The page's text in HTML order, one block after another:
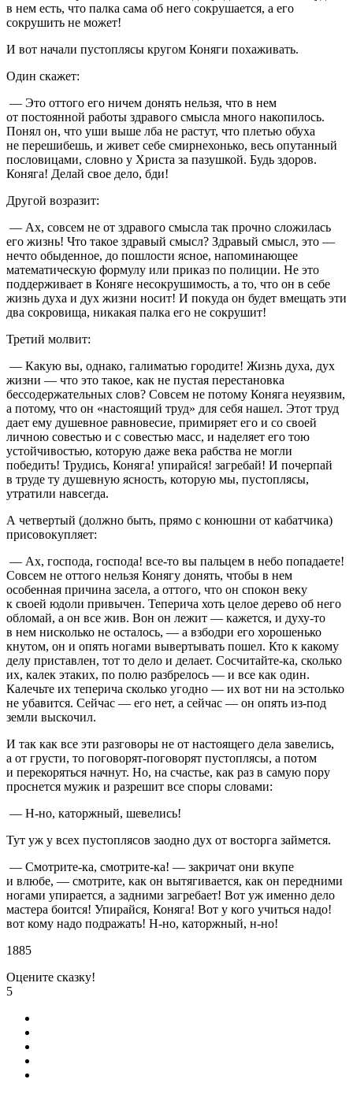
в нем есть, что палка сама об него сокрушается, а его
сокрушить не может!
И вот начали пустоплясы кругом Коняги похаживать.
Один скажет:
— Это оттого его ничем донять нельзя, что в нем
от постоянной работы здравого смысла много накопилось.
Понял он, что уши выше лба не растут, что плетью обуха
не перешибешь, и живет себе смирнехонько, весь опутанный
пословицами, словно у Христа за пазушкой. Будь здоров.
Коняга! Делай свое дело, бди!
Другой возразит:
— Ах, совсем не от здравого смысла так прочно сложилась
его жизнь! Что такое здравый смысл? Здравый смысл, это —
нечто обыденное, до пошлости ясное, напоминающее
математическую формулу или приказ по полиции. Не это
поддерживает в Коняге несокрушимость, а то, что он в себе
жизнь духа и дух жизни носит! И покуда он будет вмещать эти
два сокровища, никакая палка его не сокрушит!
Третий молвит:
— Какую вы, однако, галиматью городите! Жизнь духа, дух
жизни — что это такое, как не пустая перестановка
бессодержательных слов? Совсем не потому Коняга неуязвим,
а потому, что он «настоящий труд» для себя нашел. Этот труд
дает ему душевное равновесие, примиряет его и со своей
личною совестью и с совестью масс, и наделяет его тою
устойчивостью, которую даже века рабства не могли
победить! Трудись, Коняга! упирайся! загребай! И почерпай
в труде ту душевную ясность, которую мы, пустоплясы,
утратили навсегда.
А четвертый (должно быть, прямо с конюшни от кабатчика)
присовокупляет:
— Ах, господа, господа! все-то вы пальцем в небо попадаете!
Совсем не оттого нельзя Конягу донять, чтобы в нем
особенная причина засела, а оттого, что он спокон веку
к своей юдоли привычен. Теперича хоть целое дерево об него
обломай, а он все жив. Вон он лежит — кажется, и духу-то
в нем нисколько не осталось, — а взбодри его хорошенько
кнутом, он и опять ногами вывертывать пошел. Кто к какому
делу приставлен, тот то дело и делает. Сосчитайте-ка, сколько
их, калек этаких, по полю разбрелось — и все как один.
Калечьте их теперича сколько угодно — их вот ни на эстолько
не убавится. Сейчас — его нет, а сейчас — он опять из-под
земли выскочил.
И так как все эти разговоры не от настоящего дела завелись,
а от грусти, то поговорят-поговорят пустоплясы, а потом
и перекоряться начнут. Но, на счастье, как раз в самую пору
проснется мужик и разрешит все споры словами:
— Н-но, каторжный, шевелись!
Тут уж у всех пустоплясов заодно дух от восторга займется.
— Смотрите-ка, смотрите-ка! — закричат они вкупе
и влюбе, — смотрите, как он вытягивается, как он передними
ногами упирается, а задними загребает! Вот уж именно дело
мастера боится! Упирайся, Коняга! Вот у кого учиться надо!
вот кому надо подражать! Н-но, каторжный, н-но!
1885
Оцените сказку!
5